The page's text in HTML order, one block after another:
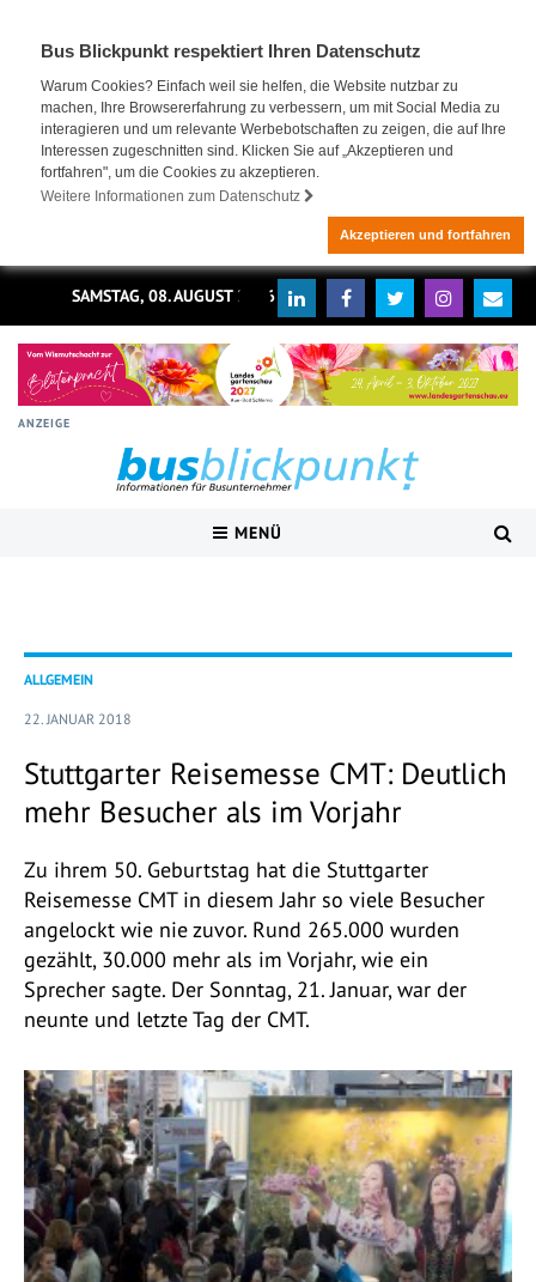
Bus Blickpunkt respektiert Ihren Datenschutz
Warum Cookies? Einfach weil sie helfen, die Website nutzbar zu
machen, Ihre Browsererfahrung zu verbessern, um mit Social Media zu
interagieren und um relevante Werbebotschaften zu zeigen, die auf Ihre
Interessen zugeschnitten sind. Klicken Sie auf „Akzeptieren und
fortfahren", um die Cookies zu akzeptieren.
Weitere Informationen zum Datenschutz
Akzeptieren und fortfahren
SAMSTAG, 08. AUGUST 2026
ANZEIGE
MENÜ
ALLGEMEIN
22. JANUAR 2018
Stuttgarter Reisemesse CMT: Deutlich
mehr Besucher als im Vorjahr
Zu ihrem 50. Geburtstag hat die Stuttgarter
Reisemesse CMT in diesem Jahr so viele Besucher
angelockt wie nie zuvor. Rund 265.000 wurden
gezählt, 30.000 mehr als im Vorjahr, wie ein
Sprecher sagte. Der Sonntag, 21. Januar, war der
neunte und letzte Tag der CMT.